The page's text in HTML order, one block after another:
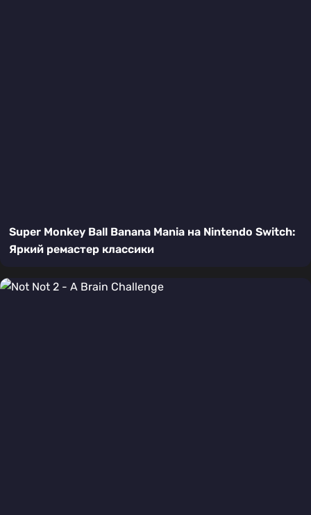
Super Monkey Ball Banana Mania на Nintendo Switch:
Яркий ремастер классики